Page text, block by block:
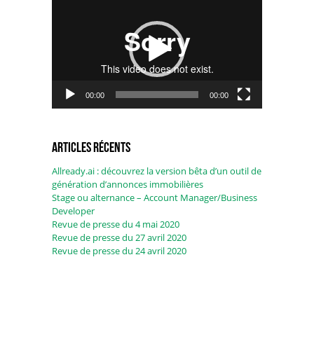
00:00 00:00
Articles récents
Allready.ai : découvrez la version bêta d’un outil de
génération d’annonces immobilières
Stage ou alternance – Account Manager/Business
Developer
Revue de presse du 4 mai 2020
Revue de presse du 27 avril 2020
Revue de presse du 24 avril 2020